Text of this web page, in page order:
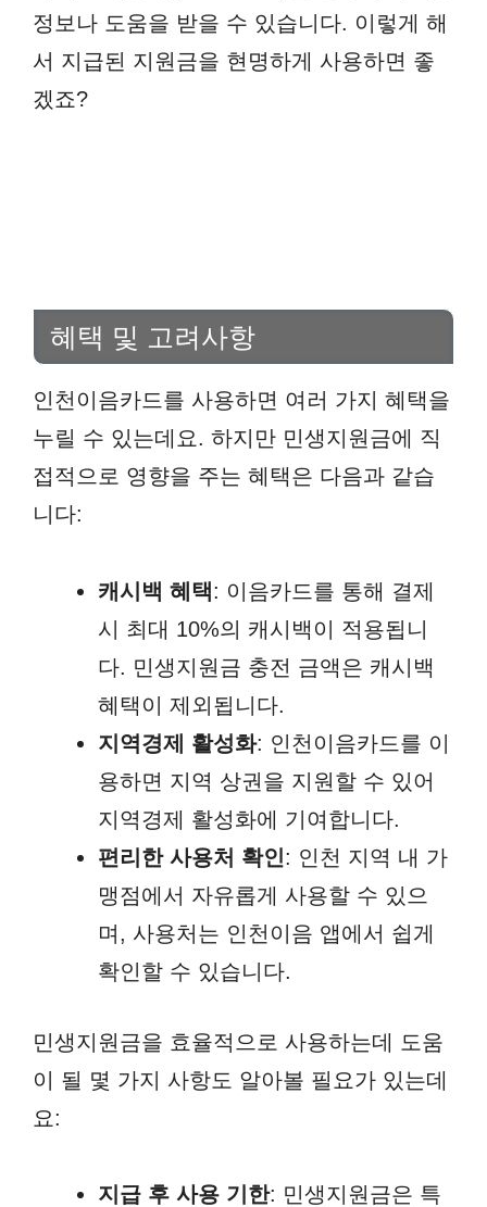
정보나 도움을 받을 수 있습니다. 이렇게 해
서 지급된 지원금을 현명하게 사용하면 좋
겠죠?
혜택 및 고려사항
인천이음카드를 사용하면 여러 가지 혜택을
누릴 수 있는데요. 하지만 민생지원금에 직
접적으로 영향을 주는 혜택은 다음과 같습
니다:
캐시백 혜택: 이음카드를 통해 결제
시 최대 10%의 캐시백이 적용됩니
다. 민생지원금 충전 금액은 캐시백
혜택이 제외됩니다.
지역경제 활성화: 인천이음카드를 이
용하면 지역 상권을 지원할 수 있어
지역경제 활성화에 기여합니다.
편리한 사용처 확인: 인천 지역 내 가
맹점에서 자유롭게 사용할 수 있으
며, 사용처는 인천이음 앱에서 쉽게
확인할 수 있습니다.
민생지원금을 효율적으로 사용하는데 도움
이 될 몇 가지 사항도 알아볼 필요가 있는데
요:
지급 후 사용 기한: 민생지원금은 특